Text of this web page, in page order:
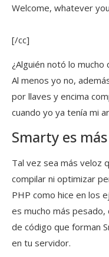
Welcome, whatever
[/cc]
¿Alguién notó lo
Al menos yo no,
por llaves y encima
cuando yo ya tenía mi
Smarty es
Tal vez sea más veloz
compilar ni optimizar
PHP como hice en los
es mucho más
de código que forman
en tu servidor.